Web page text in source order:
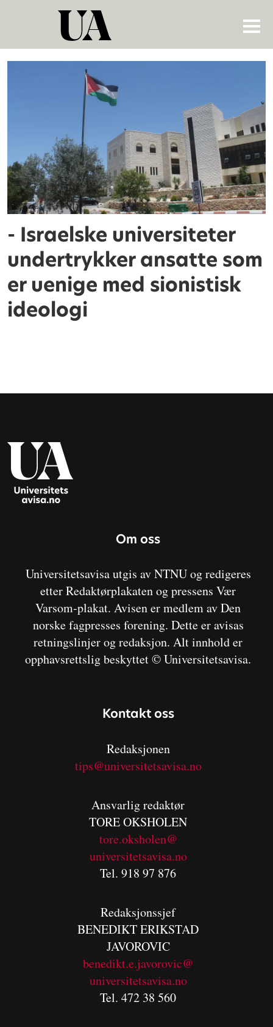
gallop
- Israelske universiteter
undertrykker ansatte som
er uenige med sionistisk
ideologi
Om oss
Universitetsavisa utgis av NTNU og redigeres
etter Redaktørplakaten og pressens Vær
Varsom-plakat. Avisen er medlem av Den
norske fagpresses forening. Dette er avisas
retningslinjer og redaksjon. Alt innhold er
opphavsrettslig beskyttet © Universitetsavisa.
Kontakt oss
Redaksjonen
tips@universitetsavisa.no
Ansvarlig redaktør
TORE OKSHOLEN
tore.oksholen@
universitetsavisa.no
Tel. 918 97 876
Redaksjonssjef
BENEDIKTERIKSTAD
JAVOROVIC
benedikt.e.javorovic@
universitetsavisa.no
Tel. 472 38 560